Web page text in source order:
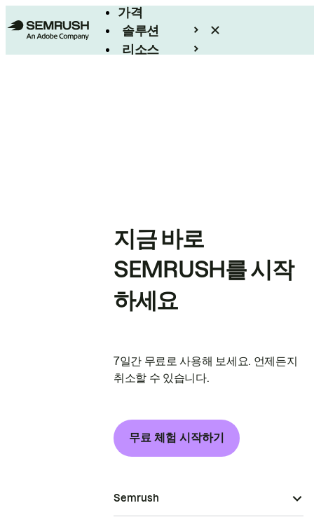
가격
솔루션
리소스
지금 바로
SEMRUSH를 시작
하세요
7일간 무료로 사용해 보세요. 언제든지
취소할 수 있습니다.
무료 체험 시작하기
Semrush